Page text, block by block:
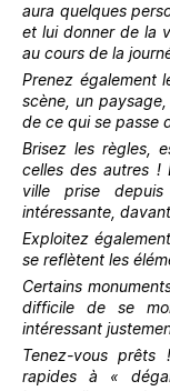
aura quelques
et lui donner de la
au cours de la
Prenez également
scène, un
de ce qui se passe
Brisez les règles,
celles des autres !
ville prise
intéressante,
Exploitez
se reflètent les
Certains
difficile de se
intéressant
Tenez-vous
rapides à «